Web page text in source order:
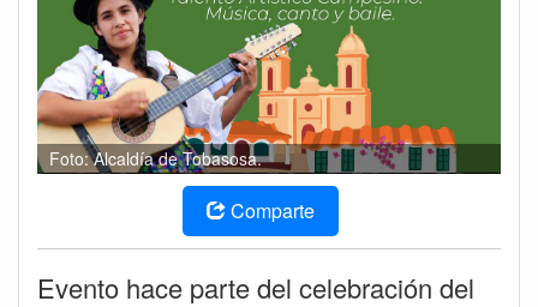
Foto: Alcaldía de Tobasosa.
Comparte
Evento hace parte del celebración del